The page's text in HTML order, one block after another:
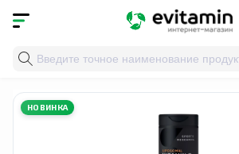
Главная » витамин
НОВИНКА